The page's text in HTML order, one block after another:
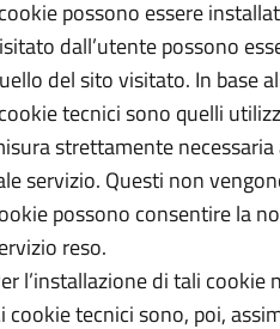
possono essere
dall’utente possono
del sito visitato. In base
tecnici sono quelli
strettamente
servizio. Questi non
possono consentire la
reso.
l’installazione di tali
cookie tecnici sono, poi,